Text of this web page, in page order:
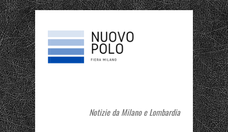
Notizie da Milano e Lombardia